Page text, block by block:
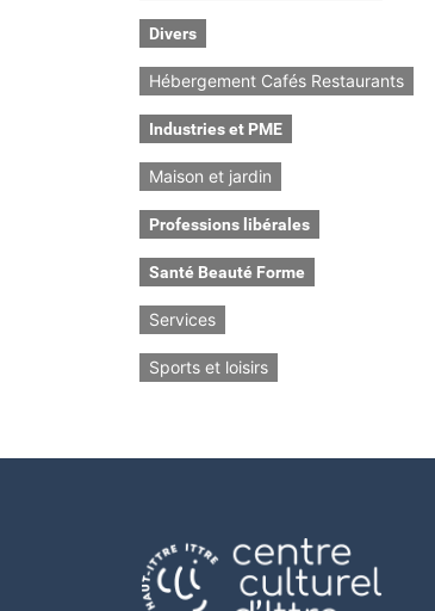
Divers
Hébergement Cafés Restaurants
Industries et PME
Maison et jardin
Professions libérales
Santé Beauté Forme
Services
Sports et loisirs